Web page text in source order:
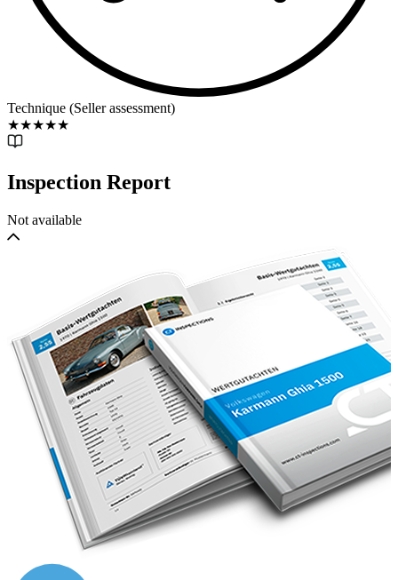
Technique (Seller assessment)
★★★★★
Inspection Report
Not available